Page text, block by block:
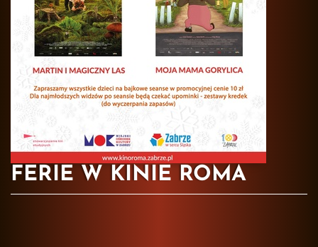
FERIE W KINIE ROMA